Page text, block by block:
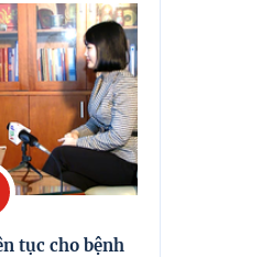
tục cho bệnh